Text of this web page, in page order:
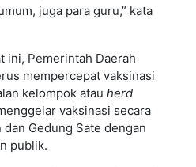
juga para guru,” kata
ini, Pemerintah Daerah
mempercepat vaksinasi
kelompok atau herd
vaksinasi secara
Gedung Sate dengan
publik.